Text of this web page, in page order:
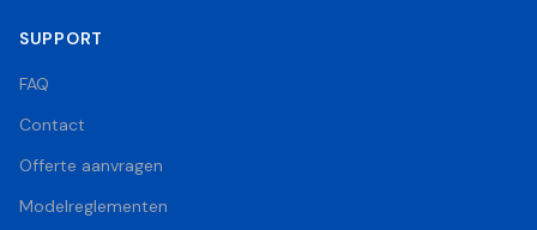
SUPPORT
FAQ
Contact
Offerte aanvragen
Modelreglementen